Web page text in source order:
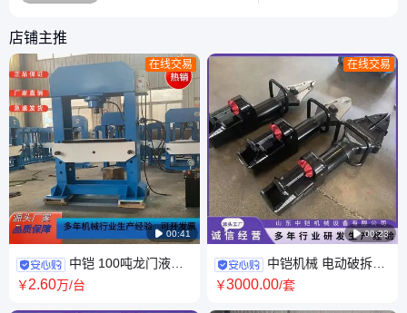
机械设备的生产与销售。
公司的经营目标“专业资
格,打造品牌”，公司的经
营宗旨信赖价格”。中铠
公司在机械领域拥有人
才、资源、网络、规榄
店铺主推
 00:41
在线交易
中铠 100吨龙门液压
机 空调支架成型油压机 压力机
￥2.60万/台
 00:23
在线交易
中铠机械 电动破拆工
具组救援液压开门器分体式抢
￥3000.00/套